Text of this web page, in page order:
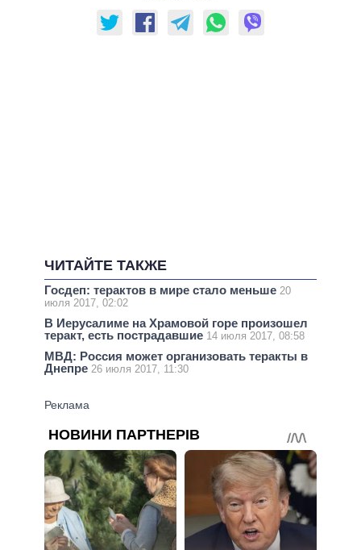
ЧИТАЙТЕ ТАКЖЕ
Госдеп: терактов в мире стало меньше 20
июля 2017, 02:02
В Иерусалиме на Храмовой горе произошел
теракт, есть пострадавшие 14 июля 2017, 08:58
МВД: Россия может организовать теракты в
Днепре 26 июля 2017, 11:30